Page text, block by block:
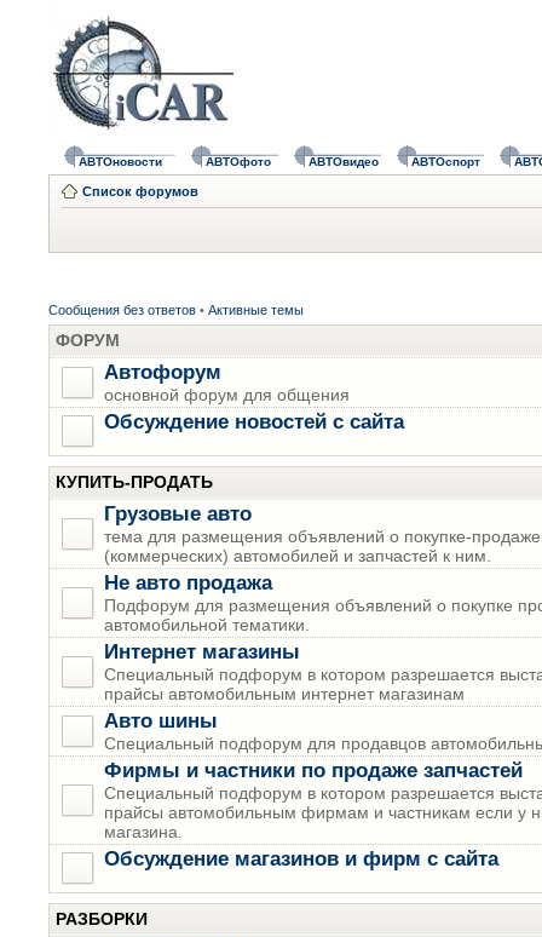
АВТОновости АВТОфото АВТОвидео АВТОспорт
Список форумов
Сообщения без ответов • Активные темы
ФОРУМ
Автофорум
основной форум для общения
Обсуждение новостей с сайта
КУПИТЬ-ПРОДАТЬ
Грузовые авто
тема для размещения объявлений о покупке-продаже
(коммерческих) автомобилей и запчастей к ним.
Не авто продажа
Подфорум для размещения объявлений о покупке
автомобильной тематики.
Интернет магазины
Специальный подфорум в котором разрешается
прайсы автомобильным интернет магазинам
Авто шины
Специальный подфорум для продавцов
Фирмы и частники по продаже запчастей
Специальный подфорум в котором разрешается
прайсы автомобильным фирмам и частникам если у
магазина.
Обсуждение магазинов и фирм с сайта
РАЗБОРКИ